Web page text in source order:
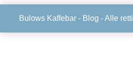
Bulows Kaffebar - Blog - Alle